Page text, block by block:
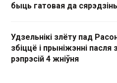
быць гатовая да
Удзельнікі злёту пад
збіццё і прыніжэнні пасля
рэпрэсій 4 жніўня